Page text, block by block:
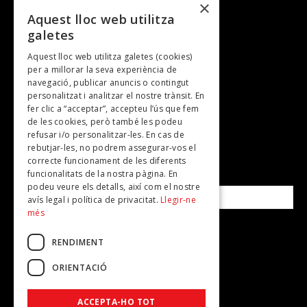
Entrevistes
Gastronomia
TV
Plans per fer
Revistes
SUBSCRIU-TE A LA NOSTRA NEWSLETTER!
Correu electrònic*
Accepto lapolítica de privacitat
×
Aquest lloc web utilitza
galetes
Aquest lloc web utilitza galetes (cookies)
per a millorar la seva experiència de
navegació, publicar anuncis o contingut
personalitzat i analitzar el nostre trànsit. En
fer clic a “acceptar”, accepteu l’ús que fem
de les cookies, però també les podeu
refusar i/o personalitzar-les. En cas de
rebutjar-les, no podrem assegurar-vos el
correcte funcionament de les diferents
funcionalitats de la nostra pàgina. En
podeu veure els detalls, així com el nostre
avís legal i política de privacitat. Llegir-ne
més
RENDIMENT
ORIENTACIÓ
ACCEPTA-HO TOT